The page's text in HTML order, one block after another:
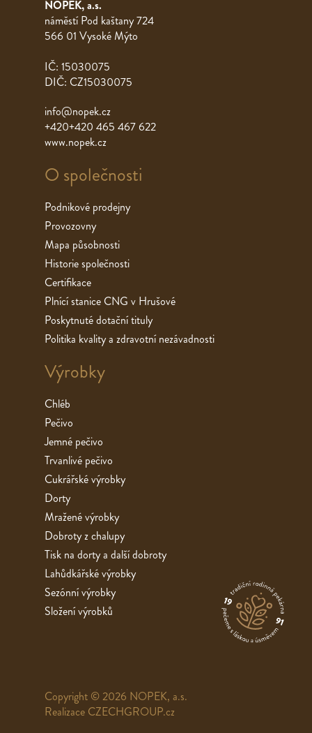
NOPEK, a.s.
náměstí Pod kaštany 724
566 01 Vysoké Mýto
IČ: 15030075
DIČ: CZ15030075
info@nopek.cz
+420+420 465 467 622
www.nopek.cz
O společnosti
Podnikové prodejny
Provozovny
Mapa působnosti
Historie společnosti
Certifikace
Plnící stanice CNG v Hrušové
Poskytnuté dotační tituly
Politika kvality a zdravotní nezávadnosti
Výrobky
Chléb
Pečivo
Jemné pečivo
Trvanlivé pečivo
Cukrářské výrobky
Dorty
Mražené výrobky
Dobroty z chalupy
Tisk na dorty a další dobroty
Lahůdkářské výrobky
Sezónní výrobky
Složení výrobků
Copyright © 2026 NOPEK, a.s.
Realizace CZECHGROUP.cz